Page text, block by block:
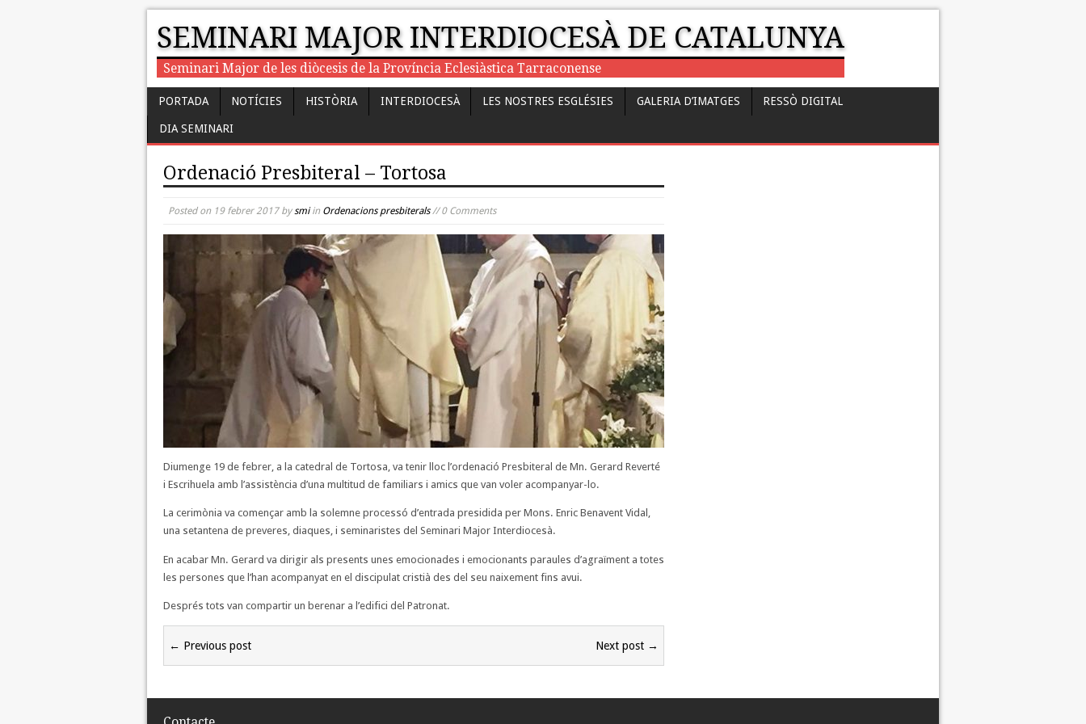
SEMINARI MAJOR INTERDIOCESÀ DE CATALUNYA
Seminari Major de les diòcesis de la Província Eclesiàstica Tarraconense
PORTADA NOTÍCIES HISTÒRIA INTERDIOCESÀ LES NOSTRES ESGLÉSIES GALERIA D’IMATGES RESSÒ DIGITAL
DIA SEMINARI
Ordenació Presbiteral – Tortosa
Posted on 19 febrer 2017bysmiin Ordenacions presbiterals// 0 Comments
Diumenge 19 de febrer, a la catedral de Tortosa, va tenir lloc l’ordenació Presbiteral de Mn. Gerard Reverté
i Escrihuela amb l’assistència d’una multitud de familiars i amics que van voler acompanyar-lo.
La cerimònia va començar amb la solemne processó d’entrada presidida per Mons. Enric Benavent Vidal,
una setantena de preveres, diaques, i seminaristes del Seminari Major Interdiocesà.
En acabar Mn. Gerard va dirigir als presents unes emocionades i emocionants paraules d’agraïment a totes
les persones que l’han acompanyat en el discipulat cristià des del seu naixement fins avui.
Després tots van compartir un berenar a l’edifici del Patronat.
← Previous post Next post →